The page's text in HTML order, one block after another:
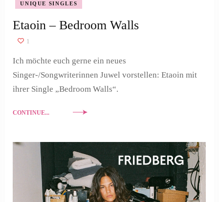
UNIQUE SINGLES
Etaoin – Bedroom Walls
1
Ich möchte euch gerne ein neues
Singer-/Songwriterinnen Juwel vorstellen: Etaoin mit
ihrer Single „Bedroom Walls“.
CONTINUE...